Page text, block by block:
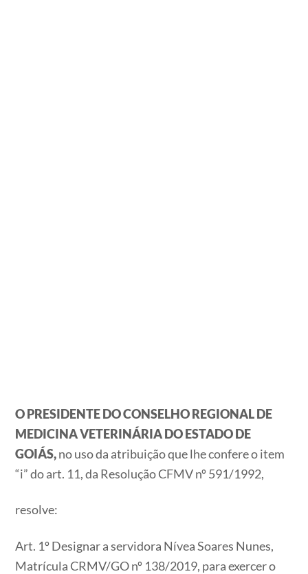
O PRESIDENTE DO CONSELHO REGIONAL DE
MEDICINA VETERINÁRIA DO ESTADO DE
GOIÁS,no uso da atribuição que lhe confere o item
“i” do art. 11, da Resolução CFMV nº 591/1992,
resolve:
Art. 1º Designar a servidora Nívea Soares Nunes,
Matrícula CRMV/GO nº 138/2019, para exercer o